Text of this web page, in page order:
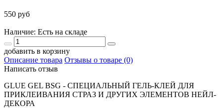
550 руб
Наличие: Есть на складе
добавить в корзину
Описание товара Отзывы о товаре (0)
Написать отзыв
GLUE GEL BSG - СПЕЦИАЛЬНЫЙ ГЕЛЬ-КЛЕЙ ДЛЯ
ПРИКЛЕИВАНИЯ СТРАЗ И ДРУГИХ ЭЛЕМЕНТОВ НЕЙЛ-
ДЕКОРА